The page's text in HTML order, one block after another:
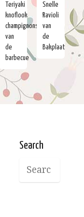
Teriyaki
knoflook
champignons
van
de
barbecue
Snelle
Ravioli
van
de
Bakplaat
Search